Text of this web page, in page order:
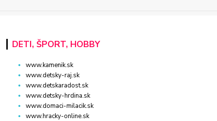
DETI, ŠPORT, HOBBY
www.kamenik.sk
www.detsky-raj.sk
www.detskaradost.sk
www.detsky-hrdina.sk
www.domaci-milacik.sk
www.hracky-online.sk